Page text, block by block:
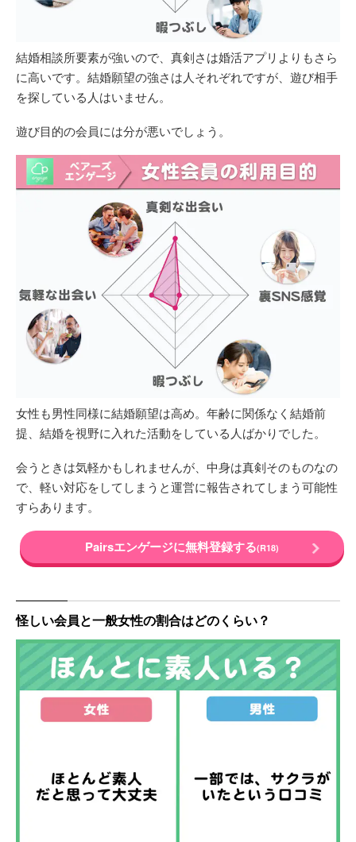
結婚相談所要素が強いので、真剣さは婚活アプリよりもさら
に高いです。結婚願望の強さは人それぞれですが、遊び相手
を探している人はいません。
遊び目的の会員には分が悪いでしょう。
女性も男性同様に結婚願望は高め。年齢に関係なく結婚前
提、結婚を視野に入れた活動をしている人ばかりでした。
会うときは気軽かもしれませんが、中身は真剣そのものなの
で、軽い対応をしてしまうと運営に報告されてしまう可能性
すらあります。
Pairsエンゲージに無料登録する(R18)
怪しい会員と一般女性の割合はどのくらい？